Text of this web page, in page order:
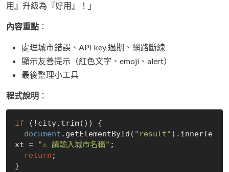
用』升級為『好用』！」
內容重點 ：
處理城市錯誤、API key 過期、網路斷線
顯示友善提示（紅色文字、emoji、alert）
最後整理小工具
程式說明 ：
if (!city.trim()) {
document .getElementById( "result" ).innerTe
xt =
"⚠️ 請輸入城市名稱" ;
return ;
}